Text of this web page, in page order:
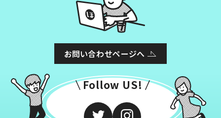
お問い合わせページへ
Follow US!